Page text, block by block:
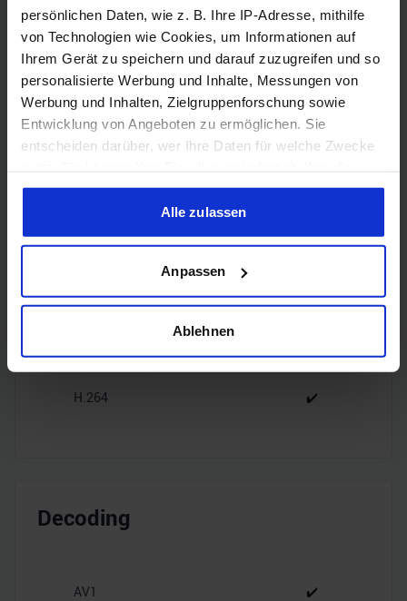
persönlichen Daten, wie z. B. Ihre IP-Adresse, mithilfe
von Technologien wie Cookies, um Informationen auf
Ihrem Gerät zu speichern und darauf zuzugreifen und so
personalisierte Werbung und Inhalte, Messungen von
Werbung und Inhalten, Zielgruppenforschung sowie
Entwicklung von Angeboten zu ermöglichen. Sie
entscheiden darüber, wer Ihre Daten für welche Zwecke
Cookie-Erklärung oder durch Klicken auf das Privacy
Trigger Symbol ändern oder widerrufen
Informationen über Ihre geografische Lage erfassen,
welche bis auf einige Meter genau sein können
Ihr Gerät durch aktives Scannen nach bestimmten
Erfahren Sie mehr darüber, wie Ihre persönlichen Daten
verarbeitet werden, und legen Sie Ihre Präferenzen im
analysieren. Außerdem geben wir Informationen zu Ihrer
Partner führen diese Informationen möglicherweise mit
Alle zulassen
Anpassen
Ablehnen
HDMI
1x HDMI
2.1b
DisplayPort
3x
DisplayPort
2.1b
H.264 ✔️
Decoding
AV1 ✔️